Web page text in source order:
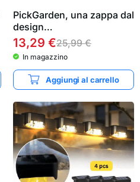
PickGarden, una zappa dal
design…
13,29 €25,99€
In magazzino
Aggiungi al carrello